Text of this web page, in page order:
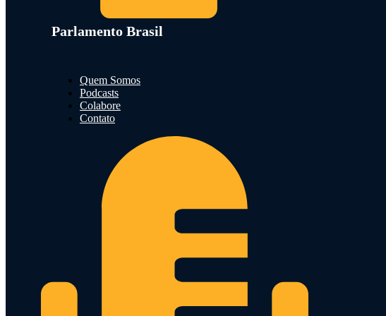
Parlamento Brasil
Quem Somos
Podcasts
Colabore
Contato